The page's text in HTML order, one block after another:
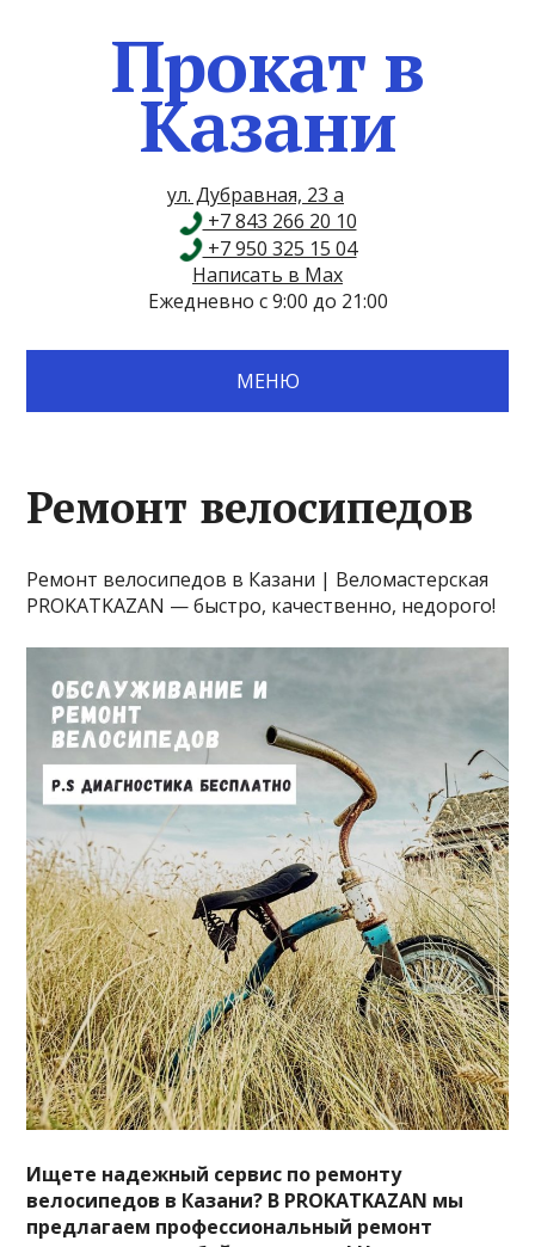
Прокат в
Казани
ул. Дубравная, 23 а
+7 843 266 20 10
+7 950 325 15 04
Написать в Max
Ежедневно с 9:00 до 21:00
МЕНЮ
Ремонт велосипедов
Ремонт велосипедов в Казани | Веломастерская
PROKATKAZAN — быстро, качественно, недорого!
Ищете надежный сервис по ремонту
велосипедов в Казани? В PROKATKAZAN мы
предлагаем профессиональный ремонт